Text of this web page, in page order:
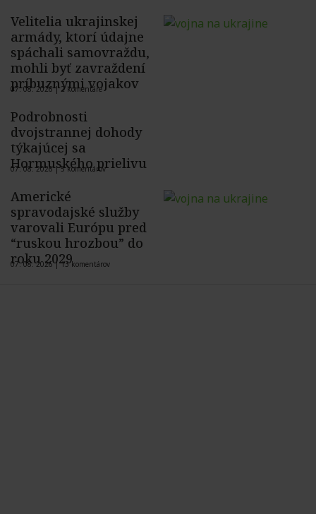
Velitelia ukrajinskej
armády, ktorí údajne
spáchali samovraždu,
mohli byť zavraždení
príbuznými vojakov
07. 08. 2026 |2 komentáre
Podrobnosti
dvojstrannej dohody
týkajúcej sa
Hormuského prielivu
07. 08. 2026 |5 komentárov
Americké
spravodajské služby
varovali Európu pred
“ruskou hrozbou” do
roku 2029
07. 08. 2026 |13 komentárov